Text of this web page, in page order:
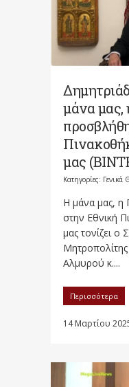
μάνα μας,
μας
Κατηγορίες: Γενικά
Η μάνα μας, η
στην Εθνική
μας τονίζει ο
Αλμυρού κ....
Περισσότερα
14 Μαρτίου